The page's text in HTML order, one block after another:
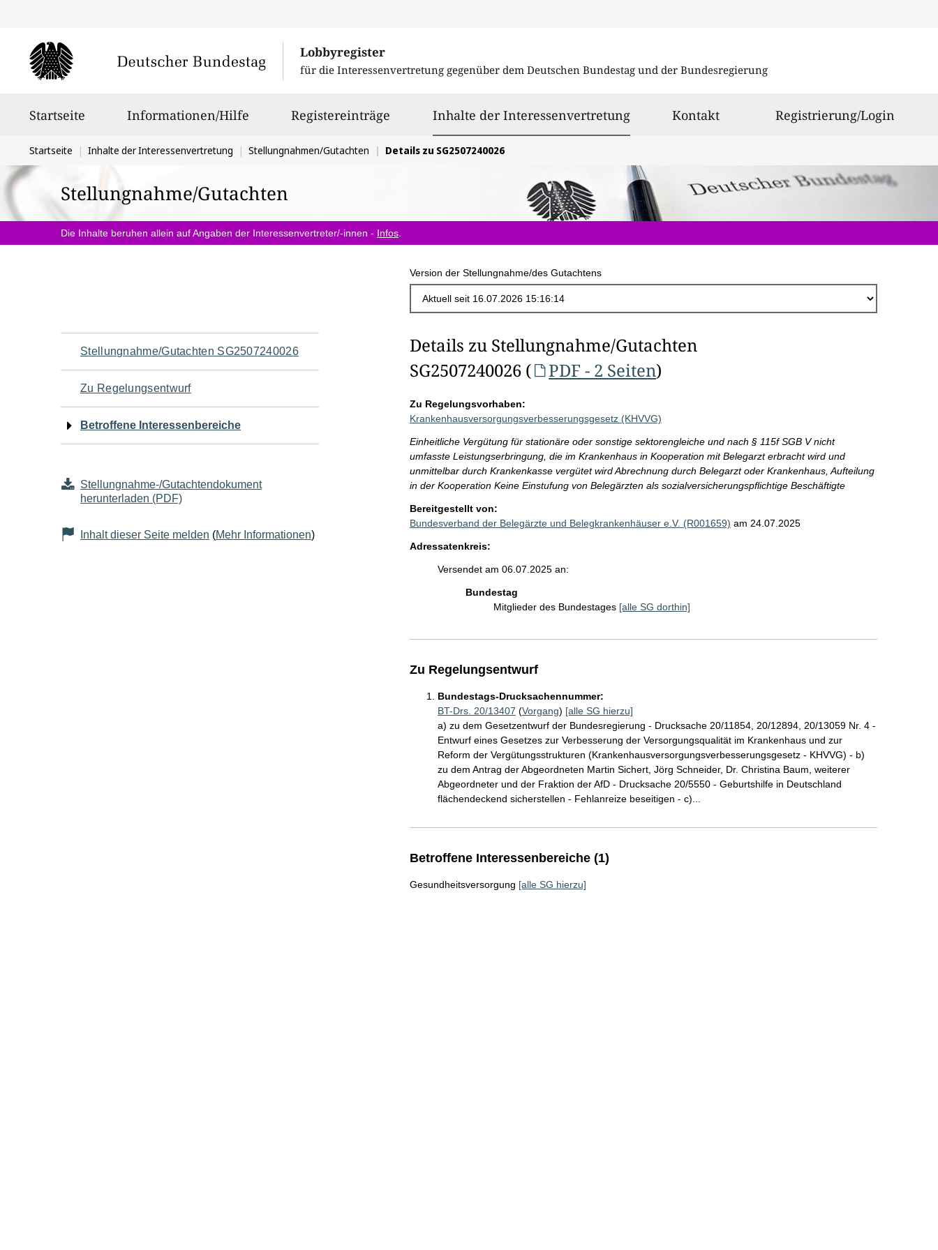
Lobbyregister
für die Interessenvertretung gegenüber dem Deutschen Bundestag und der Bundesregierung
Startseite Informationen/Hilfe Registereinträge Inhalte der Interessenvertretungausgewählt
Kontakt Registrierung/Login
Sie
befinden
sich
hier:
Startseite Inhalte der Interessenvertretung Stellungnahmen/Gutachten Details zu SG2507240026
Stellungnahme/Gutachten
Die Inhalte beruhen allein auf Angaben der Interessenvertreter/-innen - Infos
Version der Stellungnahme/des Gutachtens
Navigation
für
den
Seiteninhalt
Stellungnahme/Gutachten SG2507240026
Zu Regelungsentwurf
Betroffene Interessenbereiche
Stellungnahme-/Gutachtendokument
herunterladen (PDF)
Inhalt dieser Seite melden (Mehr Informationen)
Details zu Stellungnahme/Gutachten
SG2507240026 (
PDF - 2 Seiten)
Zu Regelungsvorhaben:
Krankenhausversorgungsverbesserungsgesetz (KHVVG)
Einheitliche Vergütung für stationäre oder sonstige sektorengleiche und nach § 115f SGB V nicht
umfasste Leistungserbringung, die im Krankenhaus in Kooperation mit Belegarzt erbracht wird und
unmittelbar durch Krankenkasse vergütet wird Abrechnung durch Belegarzt oder Krankenhaus, Aufteilung
in der Kooperation Keine Einstufung von Belegärzten als sozialversicherungspflichtige Beschäftigte
Bereitgestellt von:
Bundesverband der Belegärzte und Belegkrankenhäuser e.V. (R001659) am 24.07.2025
Adressatenkreis:
Versendet am 06.07.2025 an:
Bundestag
Mitglieder des Bundestages [alle SG dorthin]
Zu Regelungsentwurf
Bundestags-Drucksachennummer:
BT-Drs. 20/13407 (Vorgang) [alle SG hierzu]
a) zu dem Gesetzentwurf der Bundesregierung - Drucksache 20/11854, 20/12894, 20/13059 Nr. 4 -
Entwurf eines Gesetzes zur Verbesserung der Versorgungsqualität im Krankenhaus und zur
Reform der Vergütungsstrukturen (Krankenhausversorgungsverbesserungsgesetz - KHVVG) - b)
zu dem Antrag der Abgeordneten Martin Sichert, Jörg Schneider, Dr. Christina Baum, weiterer
Abgeordneter und der Fraktion der AfD - Drucksache 20/5550 - Geburtshilfe in Deutschland
flächendeckend sicherstellen - Fehlanreize beseitigen - c)...
Betroffene Interessenbereiche (1)
Gesundheitsversorgung [alle SG hierzu]